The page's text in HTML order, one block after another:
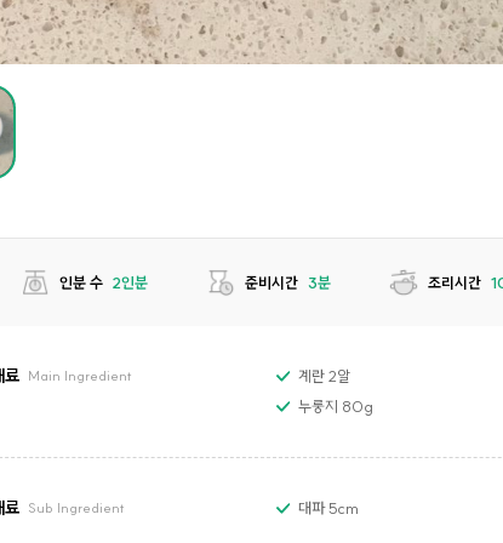
인분 수 2인분 준비시간 3분 조리시간
료 Main Ingredient
계란 2알
누룽지 80g
료 Sub Ingredient 대파 5cm